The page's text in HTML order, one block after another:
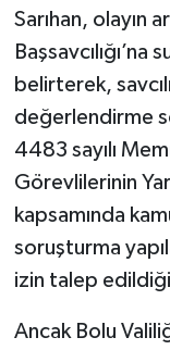
Sarıhan, olayın
belirterek,
değerlendirme
4483 sayılı
Görevlilerinin
kapsamında
soruşturma
izin talep
Ancak Bolu